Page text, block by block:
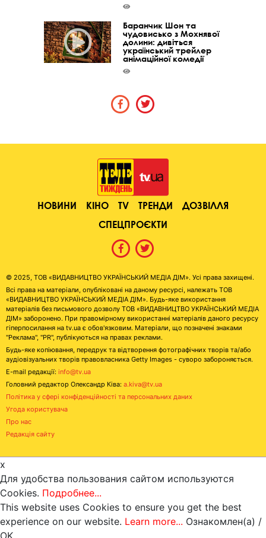
Баранчик Шон та
чудовисько з Мохнявої
долини: дивіться
український трейлер
анімаційної комедії
НОВИНИ КІНО TV ТРЕНДИ
ДОЗВІЛЛЯ
СПЕЦПРОЄКТИ
© 2025, ТОВ «ВИДАВНИЦТВО УКРАЇНСЬКИЙ МЕДІА ДІМ». Усі права захищені.
Всі права на матеріали, опубліковані на даному ресурсі, належать ТОВ
«ВИДАВНИЦТВО УКРАЇНСЬКИЙ МЕДІА ДІМ». Будь-яке використання
матеріалів без письмового дозволу ТОВ «ВИДАВНИЦТВО УКРАЇНСЬКИЙ МЕДІА
ДІМ» заборонено. При правомірному використанні матеріалів даного ресурсу
гіперпосилання на tv.ua є обов'язковим. Матеріали, що позначені знаками
"Реклама", "PR", публікуються на правах реклами.
Будь-яке копіювання, передрук та відтворення фотографічних творів та/або
аудіовізуальних творів правовласника Getty Images - суворо забороняється.
E-mail редакції: info@tv.ua
Головний редактор Олександр Ківа: a.kiva@tv.ua
Політика у сфері конфіденційності та персональних даних
Угода користувача
Про нас
Редакція сайту
x
Для удобства пользования сайтом используются
Cookies. Подробнее...
This website uses Cookies to ensure you get the best
experience on our website. Learn more... Ознакомлен(а) /
OK